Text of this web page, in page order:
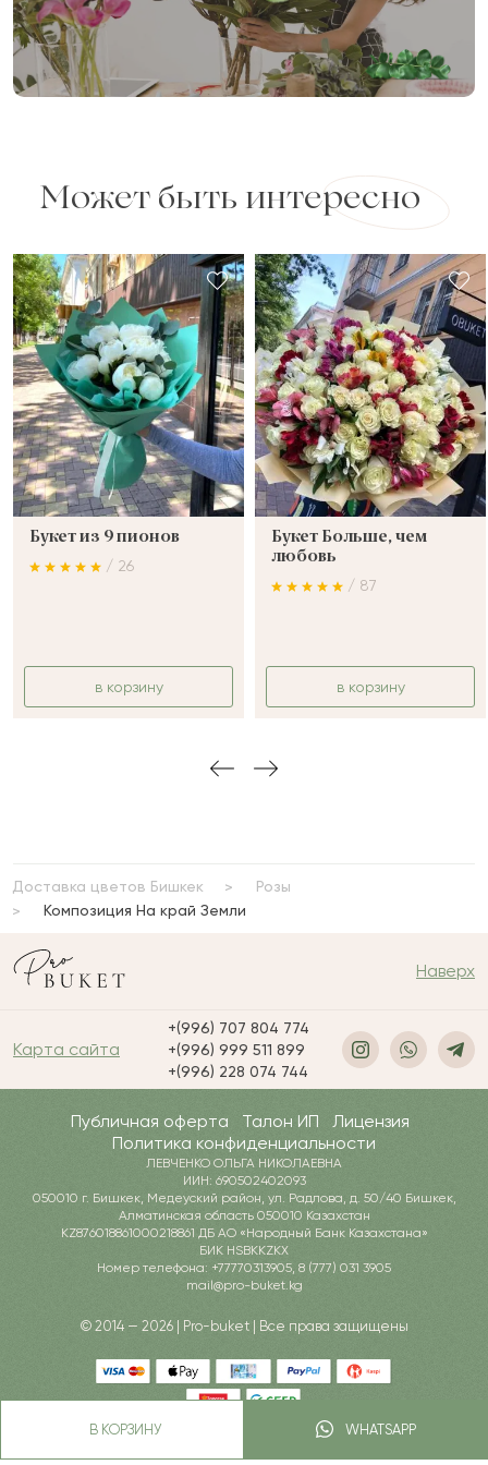
В КОРЗИНУ WHATSAPP
Оставить свой отзыв
Рейтинг:
Отзыв
Отзыв будет опубликован после проверки.
ОСТАВИТЬ ОТЗЫВ
Может быть интересно
Букет из 9 пионов
/ 26
в корзину
Букет Больше, чем
любовь
/ 87
в корзину
Доставка цветов Бишкек
Розы
Композиция На край Земли
Наверх
Карта сайта
+(996) 707 804 774
+(996) 999 511 899
+(996) 228 074 744
Публичная оферта Талон ИП
Лицензия
Политика конфиденциальности
ЛЕВЧЕНКО ОЛЬГА НИКОЛАЕВНА
ИИН: 690502402093
050010 г. Бишкек, Медеуский район, ул. Радлова, д. 50/40 Бишкек,
Алматинская область 050010 Казахстан
KZ876018861000218861 ДБ АО «Народный Банк Казахстана»
БИК HSBKKZKX
Номер телефона: +77770313905, 8 (777) 031 3905
mail@pro-buket.kg
© 2014 — 2026 | Pro-buket | Все права защищены